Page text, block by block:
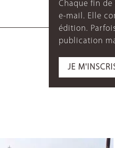
Chaque fin de
e-mail. Elle
édition.
publication
JE